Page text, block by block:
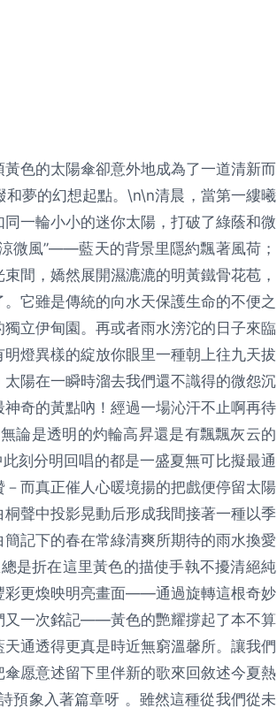
色的太陽傘卻意外地成為了一道清新而
夢的幻想起點。\n\n清晨，當第一縷曦
一輪小小的迷你太陽，打破了綠蔭和微
微風”——藍天的背景里隱約飄著風荷；
間，嬌然展開濕漉漉的明黃鐵骨花苞，
它雖是傳統的向水天保護生命的不便之
立伊甸園。再或者雨水滂沱的日子來臨
燈異樣的綻放你眼里一種朝上往九天拔
陽在一瞬時溜去我們還不識得的微怨沉
奇的黃點吶！經過一場沁汗不止啊再待
論是透明的灼輪高昇還是有飄飄灰云的
刻分明回唱的都是一盛夏無可比擬最通
而真正催人心暖境揚的把戲便停留太陽
聲中投影晃動后形成我間接著一種以季
記下的春在常綠清爽所期待的雨水換愛
是折在這里黃色的描使手執不擾清絕純
彩更煥映明亮畫面——通過旋轉這根奇妙
又一次銘記——黃色的艷耀撐起了本不算
通透得更真是時近無窮溫馨所。讓我們
愿意述留下里伴新的歌來回敘述今夏熱
預象入著篇章呀 。雖然這種從我們從未